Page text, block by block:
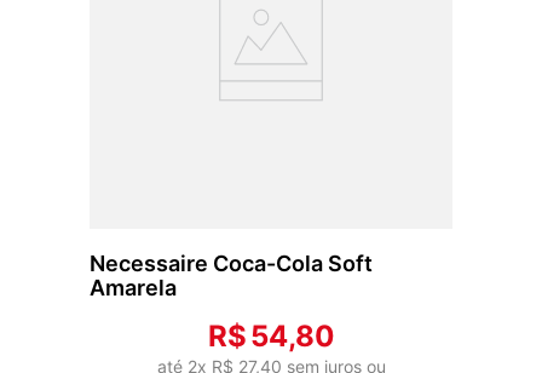
Necessaire Coca-Cola Soft
Amarela
R$54,80
até 2x R$ 27,40 sem juros ou